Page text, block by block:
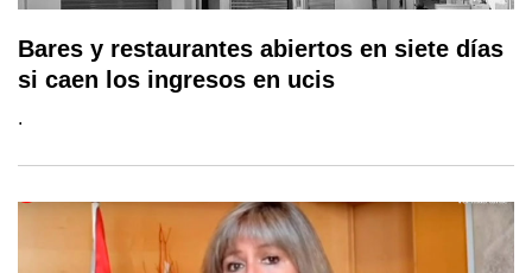
Bares y restaurantes abiertos en siete días
si caen los ingresos en ucis
.